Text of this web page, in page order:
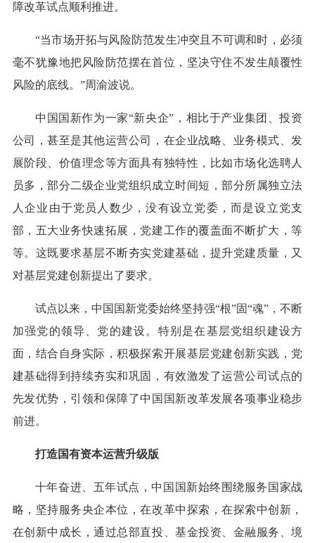
障改革试点顺利推进。
“当市场开拓与风险防范发生冲突且不可调和时，必须
毫不犹豫地把风险防范摆在首位，坚决守住不发生颠覆性
风险的底线。”周渝波说。
中国国新作为一家“新央企”，相比于产业集团、投资
公司，甚至是其他运营公司，在企业战略、业务模式、发
展阶段、价值理念等方面具有独特性，比如市场化选聘人
员多，部分二级企业党组织成立时间短，部分所属独立法
人企业由于党员人数少，没有设立党委，而是设立党支
部，五大业务快速拓展，党建工作的覆盖面不断扩大，等
等。这既要求基层不断夯实党建基础，提升党建质量，又
对基层党建创新提出了要求。
试点以来，中国国新党委始终坚持强“根”固“魂”，不断
加强党的领导、党的建设。特别是在基层党组织建设方
面，结合自身实际，积极探索开展基层党建创新实践，党
建基础得到持续夯实和巩固，有效激发了运营公司试点的
先发优势，引领和保障了中国国新改革发展各项事业稳步
前进。
打造国有资本运营升级版
十年奋进、五年试点，中国国新始终围绕服务国家战
略，坚持服务央企本位，在改革中探索，在探索中创新，
在创新中成长，通过总部直投、基金投资、金融服务、境